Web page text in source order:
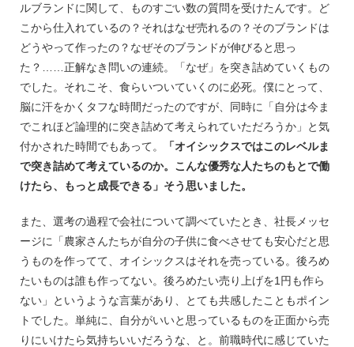
ルブランドに関して、ものすごい数の質問を受けたんです。ど
こから仕入れているの？それはなぜ売れるの？そのブランドは
どうやって作ったの？なぜそのブランドが伸びると思っ
た？……正解なき問いの連続。「なぜ」を突き詰めていくもの
でした。それこそ、食らいついていくのに必死。僕にとって、
脳に汗をかくタフな時間だったのですが、同時に「自分は今ま
でこれほど論理的に突き詰めて考えられていただろうか」と気
付かされた時間でもあって。
「オイシックスではこのレベルま
で突き詰めて考えているのか。こんな優秀な人たちのもとで働
けたら、もっと成長できる」そう思いました。
また、選考の過程で会社について調べていたとき、社長メッセ
ージに「農家さんたちが自分の子供に食べさせても安心だと思
うものを作ってて、オイシックスはそれを売っている。後ろめ
たいものは誰も作ってない。後ろめたい売り上げを1円も作ら
ない」というような言葉があり、とても共感したこともポイン
トでした。単純に、自分がいいと思っているものを正面から売
りにいけたら気持ちいいだろうな、と。前職時代に感じていた